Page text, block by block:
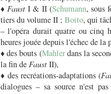
♦Faust I & II (Schumann, sous
tiers du volume II ; Boito, qui
– l'opéra durait quatre ou cinq
heures jouée depuis l'échec de
♦ des bouts (Mahlerdans la
la fin de FaustII),
♦ des recréations-adaptations (
dialogues – sa source n'est